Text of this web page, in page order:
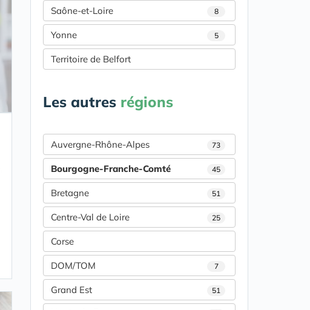
Saône-et-Loire 8
Yonne 5
Territoire de Belfort
Les autres régions
Auvergne-Rhône-Alpes 73
Bourgogne-Franche-Comté 45
Bretagne 51
Centre-Val de Loire 25
Corse
DOM/TOM 7
Grand Est 51